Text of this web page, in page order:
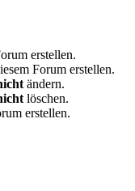
erstellen.
Forum erstellen.
ändern.
löschen.
erstellen.